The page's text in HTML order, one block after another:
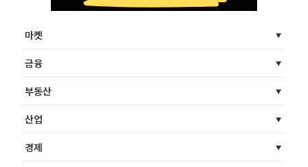
마켓
금융
부동산
산업
경제